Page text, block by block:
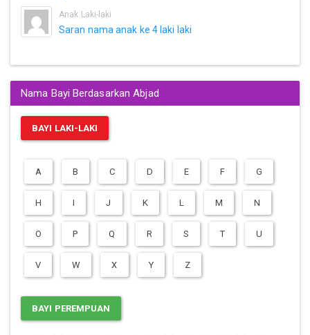
Anak Laki-laki
Saran nama anak ke 4 laki laki
Nama Bayi Berdasarkan Abjad
BAYI LAKI-LAKI
A B C D E F G
H I J K L M N
O P Q R S T U
V W X Y Z
BAYI PEREMPUAN